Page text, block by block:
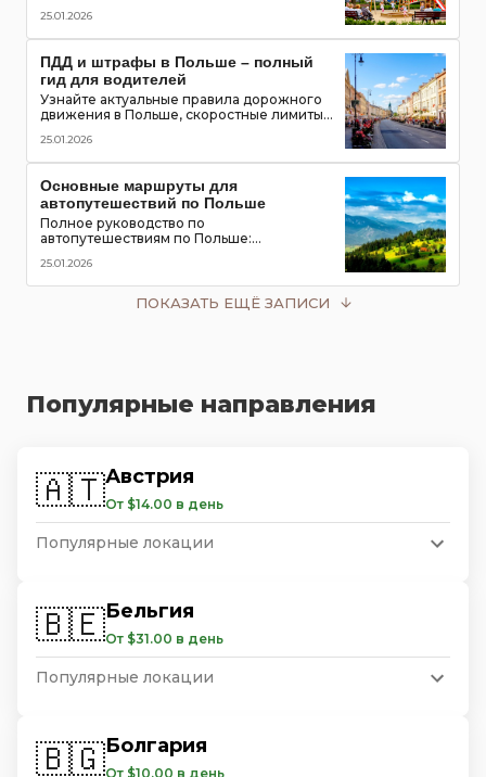
полезные приложения для путешествия
всей семьей
25.01.2026
ПДД и штрафы в Польше – полный
гид для водителей
Узнайте актуальные правила дорожного
движения в Польше, скоростные лимиты,
обязательное оборудование в
автомобиле и размеры штрафов для
25.01.2026
Основные маршруты для
автопутешествий по Польше
Полное руководство по
автопутешествиям по Польше:
достопримечательности, замки, горы и
озёра, советы для водителей
25.01.2026
ПОКАЗАТЬ ЕЩЁ ЗАПИСИ
Популярные направления
🇦🇹Австрия
От $14.00 в день
Популярные локации
🇧🇪Бельгия
От $31.00 в день
Популярные локации
🇧🇬Болгария
От $10.00 в день